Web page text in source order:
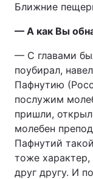
Ближние
— А как Вы
— С главами
поубирал,
Пафнутию
послужим
пришли,
молебен
Пафнутий
тоже
друг другу. И